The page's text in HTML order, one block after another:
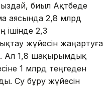
биыл Ақтөбеде
аясында 2,8 млрд
ішінде 2,3
жүйесін жаңартуға
Ал 1,8 шақырымдық
1 млрд теңгеден
Су бұру жүйесін